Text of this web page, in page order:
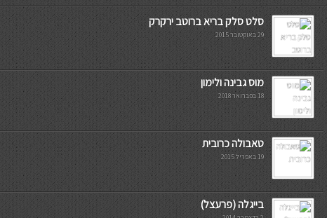
סלט סלק בריא ברוטב ירקרק
29 באוקטובר 2015
מוס גבינה ולימון
18 בפברואר 2018
טאבולה כרובית
19 באפריל 2015
בייגלה (פרעצל)